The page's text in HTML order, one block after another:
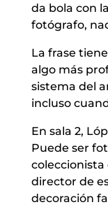
da bola con
fotógrafo,
La frase
algo más
sistema del
incluso
En sala 2,
Puede ser
coleccionista
director de
decoración